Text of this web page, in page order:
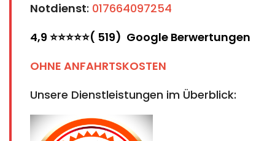
Notdienst: 017664097254
4,9 ⭐⭐⭐⭐⭐( 519) Google Berwertungen
OHNE ANFAHRTSKOSTEN
Unsere Dienstleistungen im Überblick: